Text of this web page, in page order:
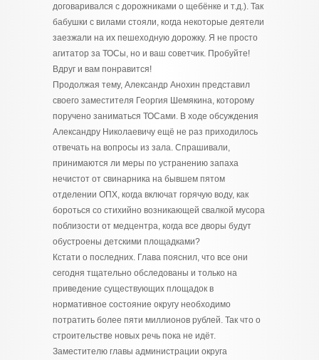
договаривался с дорожниками о щебёнке и т.д.). Так
бабушки с вилами стояли, когда некоторые деятели
заезжали на их пешеходную дорожку. Я не просто
агитатор за ТОСы, но и ваш советчик. Пробуйте!
Вдруг и вам понравится!
Продолжая тему, Александр Анохин представил
своего заместителя Георгия Шемякина, которому
поручено заниматься ТОСами. В ходе обсуждения
Александру Николаевичу ещё не раз приходилось
отвечать на вопросы из зала. Спрашивали,
принимаются ли меры по устранению запаха
нечистот от свинарника на бывшем пятом
отделении ОПХ, когда включат горячую воду, как
бороться со стихийно возникающей свалкой мусора
поблизости от медцентра, когда все дворы будут
обустроены детскими площадками?
Кстати о последних. Глава пояснил, что все они
сегодня тщательно обследованы и только на
приведение существующих площадок в
нормативное состояние округу необходимо
потратить более пяти миллионов рублей. Так что о
строительстве новых речь пока не идёт.
Заместителю главы администрации округа